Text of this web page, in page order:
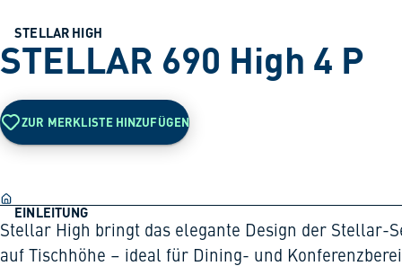
STELLAR HIGH
STELLAR 690 High 4 P
ZUR MERKLISTE HINZUFÜGEN
EINLEITUNG
Stellar High bringt das elegante Design der Stellar-
auf Tischhöhe – ideal für Dining- und